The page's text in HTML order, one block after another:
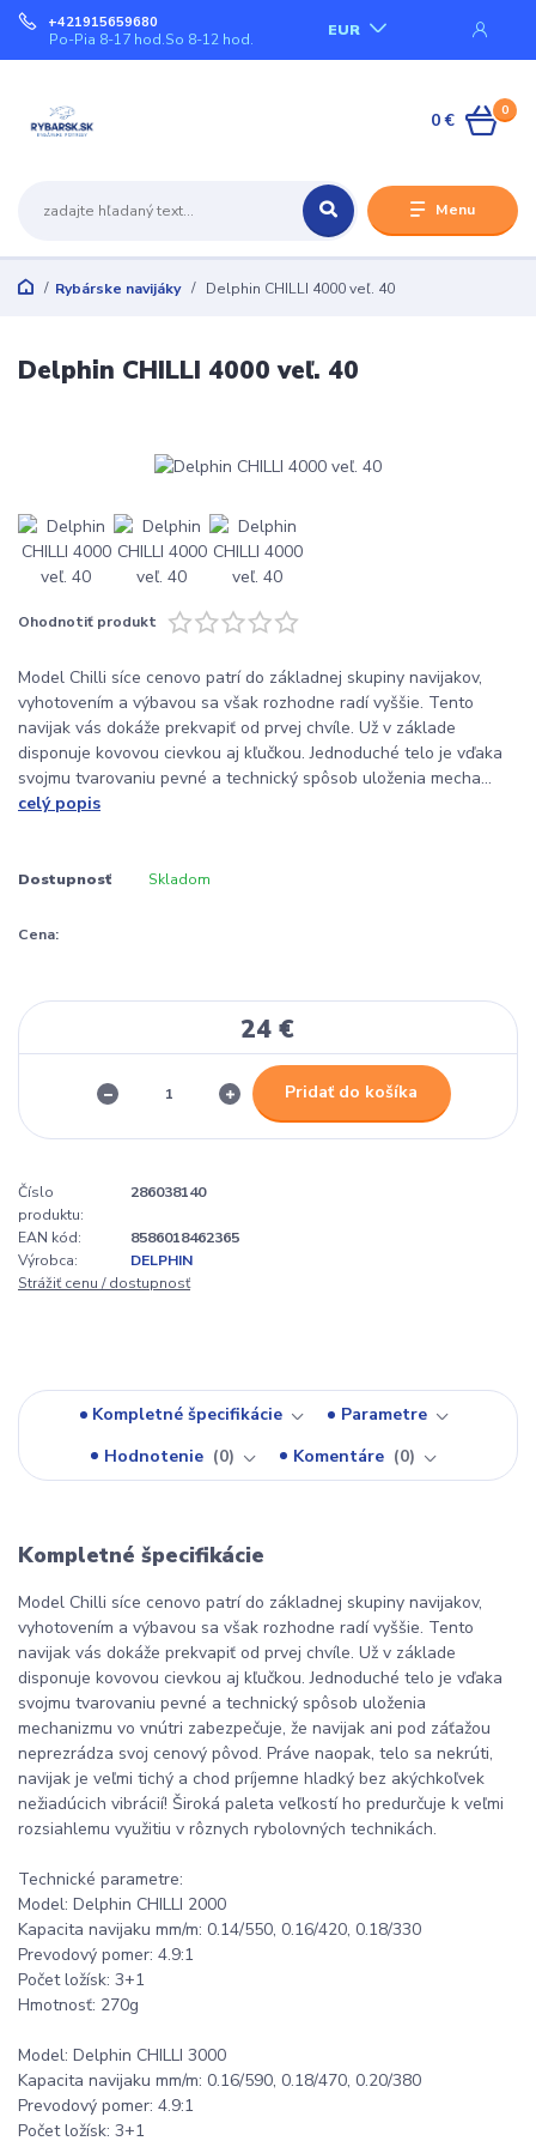
Menu
EUR
+421915659680
Po-Pia 8-17 hod.So 8-12 hod.
0
0 €
Rybárske navijáky Delphin CHILLI 4000 veľ. 40
Delphin CHILLI 4000 veľ. 40
Ohodnotiť produkt
Model Chilli síce cenovo patrí do základnej skupiny navijakov,
vyhotovením a výbavou sa však rozhodne radí vyššie. Tento
navijak vás dokáže prekvapiť od prvej chvíle. Už v základe
disponuje kovovou cievkou aj kľučkou. Jednoduché telo je vďaka
svojmu tvarovaniu pevné a technický spôsob uloženia mecha...
celý popis
Dostupnosť Skladom
Cena:
24 €
Pridať do košíka
Číslo
produktu:
286038140
EAN kód:
8586018462365
Výrobca:
DELPHIN
Strážiť cenu / dostupnosť
Kompletné špecifikácie
Parametre
Hodnotenie
0 Komentáre 0
Kompletné špecifikácie
Model Chilli síce cenovo patrí do základnej skupiny navijakov,
vyhotovením a výbavou sa však rozhodne radí vyššie. Tento
navijak vás dokáže prekvapiť od prvej chvíle. Už v základe
disponuje kovovou cievkou aj kľučkou. Jednoduché telo je vďaka
svojmu tvarovaniu pevné a technický spôsob uloženia
mechanizmu vo vnútri zabezpečuje, že navijak ani pod záťažou
neprezrádza svoj cenový pôvod. Práve naopak, telo sa nekrúti,
navijak je veľmi tichý a chod príjemne hladký bez akýchkoľvek
nežiadúcich vibrácií! Široká paleta veľkostí ho predurčuje k veľmi
rozsiahlemu využitiu v rôznych rybolovných technikách.
Technické parametre:
Model: Delphin CHILLI 2000
Kapacita navijaku mm/m: 0.14/550, 0.16/420, 0.18/330
Prevodový pomer: 4.9:1
Počet ložísk: 3+1
Hmotnosť: 270g
Model: Delphin CHILLI 3000
Kapacita navijaku mm/m: 0.16/590, 0.18/470, 0.20/380
Prevodový pomer: 4.9:1
Počet ložísk: 3+1